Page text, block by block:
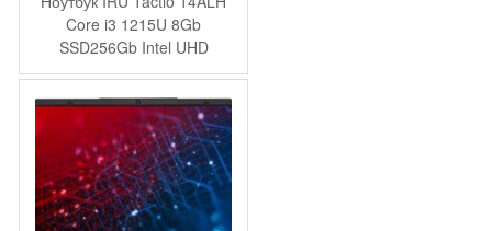
Core i3 1215U 8Gb
SSD256Gb Intel UHD
Graphics 14″ IPS FHD
(1920×1080) FreeDOS grey
WiFi BT Cam 4000mAh
(2058897)